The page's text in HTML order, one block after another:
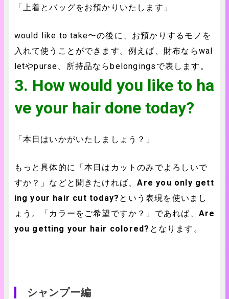
「上着とバッグをお預かりいたします」
would like to take〜の後に、お預かりするモノを
入れて使うことができます。例えば、財布ならwal
letやpurse、所持品ならbelongingsで表します。
3. How would you like to ha
ve your hair done today?
「本日はいかがいたしましょう？」
もっと具体的に「本日はカットのみでよろしいで
すか？」などと聞きたければ、Are you only gett
ing your hair cut today? という表現を使いまし
ょう。「カラーをご希望ですか？」であれば、 Are
you getting your hair colored? となります。
シャンプー編